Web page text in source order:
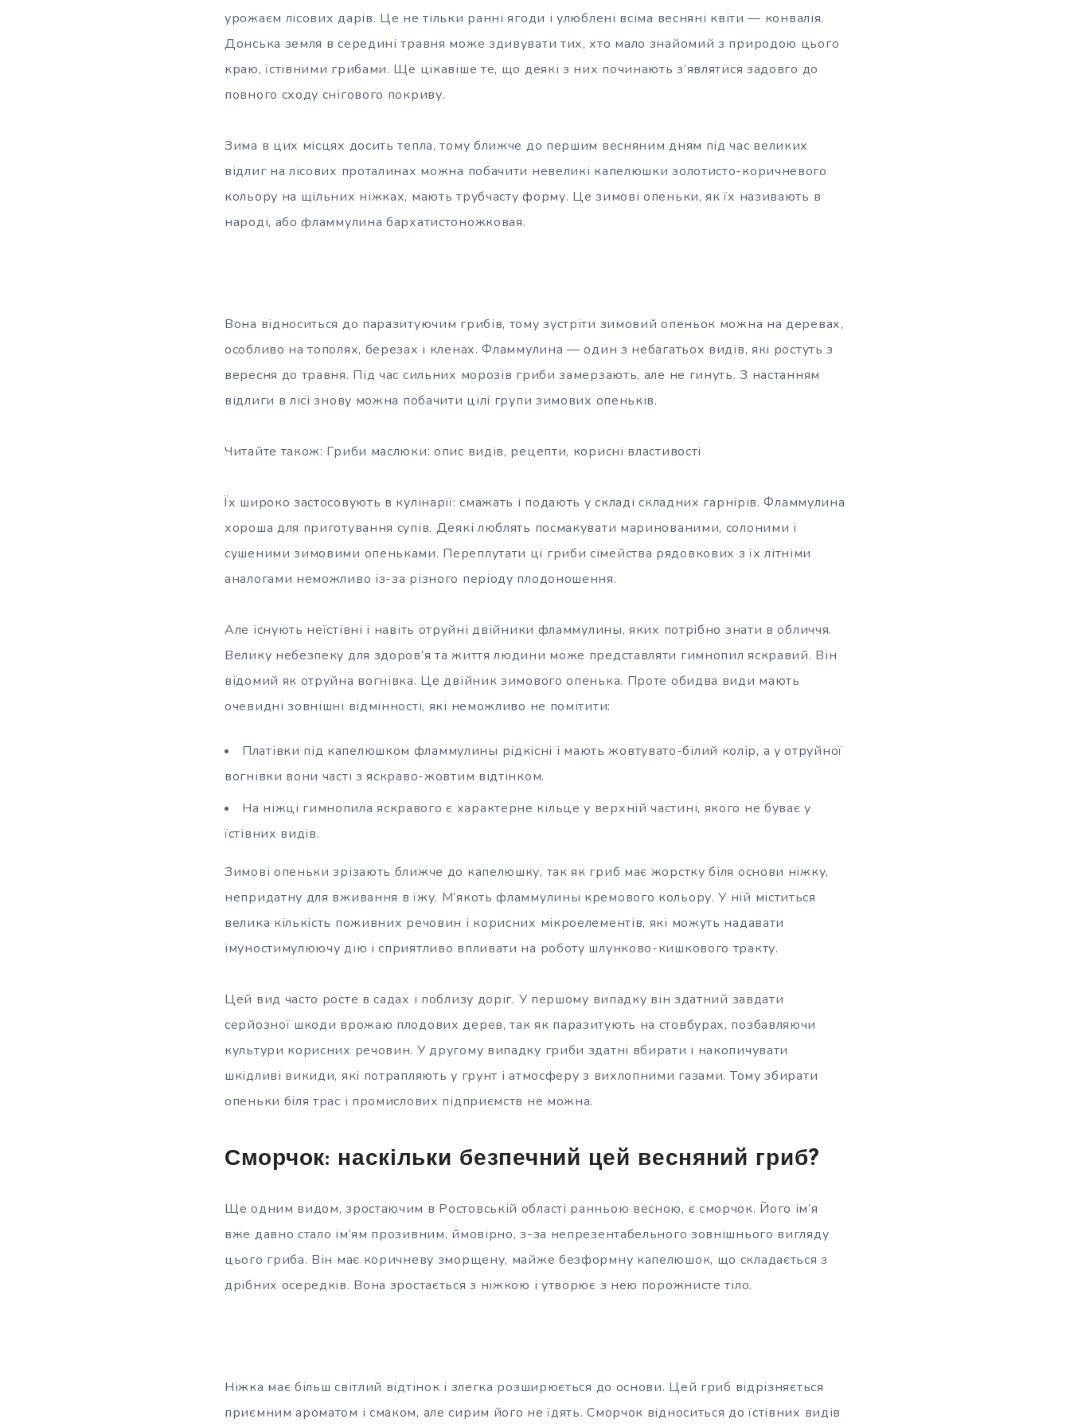
урожаєм лісових дарів. Це не тільки ранні ягоди і улюблені всіма весняні квіти — конвалія.
Донська земля в середині травня може здивувати тих, хто мало знайомий з природою цього
краю, їстівними грибами. Ще цікавіше те, що деякі з них починають з’являтися задовго до
повного сходу снігового покриву.
Зима в цих місцях досить тепла, тому ближче до першим весняним дням під час великих
відлиг на лісових проталинах можна побачити невеликі капелюшки золотисто-коричневого
кольору на щільних ніжках, мають трубчасту форму. Це зимові опеньки, як їх називають в
народі, або фламмулина бархатистоножковая.
Вона відноситься до паразитуючим грибів, тому зустріти зимовий опеньок можна на деревах,
особливо на тополях, березах і кленах. Фламмулина — один з небагатьох видів, які ростуть з
вересня до травня. Під час сильних морозів гриби замерзають, але не гинуть. З настанням
відлиги в лісі знову можна побачити цілі групи зимових опеньків.
Читайте також: Гриби маслюки: опис видів, рецепти, корисні властивості
Їх широко застосовують в кулінарії: смажать і подають у складі складних гарнірів. Фламмулина
хороша для приготування супів. Деякі люблять посмакувати маринованими, солоними і
сушеними зимовими опеньками. Переплутати ці гриби сімейства рядовкових з їх літніми
аналогами неможливо із-за різного періоду плодоношення.
Але існують неїстівні і навіть отруйні двійники фламмулины, яких потрібно знати в обличчя.
Велику небезпеку для здоров’я та життя людини може представляти гимнопил яскравий. Він
відомий як отруйна вогнівка. Це двійник зимового опенька. Проте обидва види мають
очевидні зовнішні відмінності, які неможливо не помітити:
Платівки під капелюшком фламмулины рідкісні і мають жовтувато-білий колір, а у отруйної
вогнівки вони часті з яскраво-жовтим відтінком.
На ніжці гимнопила яскравого є характерне кільце у верхній частині, якого не буває у
їстівних видів.
Зимові опеньки зрізають ближче до капелюшку, так як гриб має жорстку біля основи ніжку,
непридатну для вживання в їжу. М’якоть фламмулины кремового кольору. У ній міститься
велика кількість поживних речовин і корисних мікроелементів, які можуть надавати
імуностимулюючу дію і сприятливо впливати на роботу шлунково-кишкового тракту.
Цей вид часто росте в садах і поблизу доріг. У першому випадку він здатний завдати
серйозної шкоди врожаю плодових дерев, так як паразитують на стовбурах, позбавляючи
культури корисних речовин. У другому випадку гриби здатні вбирати і накопичувати
шкідливі викиди, які потрапляють у грунт і атмосферу з вихлопними газами. Тому збирати
опеньки біля трас і промислових підприємств не можна.
Сморчок: наскільки безпечний цей весняний гриб?
Ще одним видом, зростаючим в Ростовській області ранньою весною, є сморчок. Його ім’я
вже давно стало ім’ям прозивним, ймовірно, з-за непрезентабельного зовнішнього вигляду
цього гриба. Він має коричневу зморщену, майже безформну капелюшок, що складається з
дрібних осередків. Вона зростається з ніжкою і утворює з нею порожнисте тіло.
Ніжка має більш світлий відтінок і злегка розширюється до основи. Цей гриб відрізняється
приємним ароматом і смаком, але сирим його не їдять. Сморчок відноситься до їстівних видів